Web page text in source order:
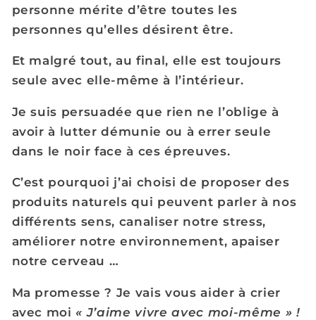
personne mérite d’être toutes les
personnes qu’elles désirent être.
Et malgré tout, au final, elle est toujours
seule avec elle-même à l’intérieur.
Je suis persuadée que rien ne l’oblige à
avoir à lutter démunie ou à errer seule
dans le noir face à ces épreuves.
C’est pourquoi j’ai choisi de proposer des
produits naturels qui peuvent parler à nos
différents sens, canaliser notre stress,
améliorer notre environnement, apaiser
notre cerveau …
Ma promesse ? Je vais vous aider à crier
avec moi « J’aime vivre avec moi-même » !